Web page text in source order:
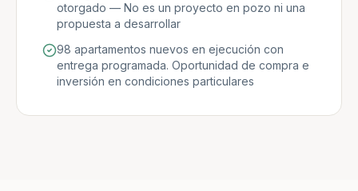
otorgado — No es un proyecto en pozo ni una
propuesta a desarrollar
98 apartamentos nuevos en ejecución con
entrega programada. Oportunidad de compra e
inversión en condiciones particulares